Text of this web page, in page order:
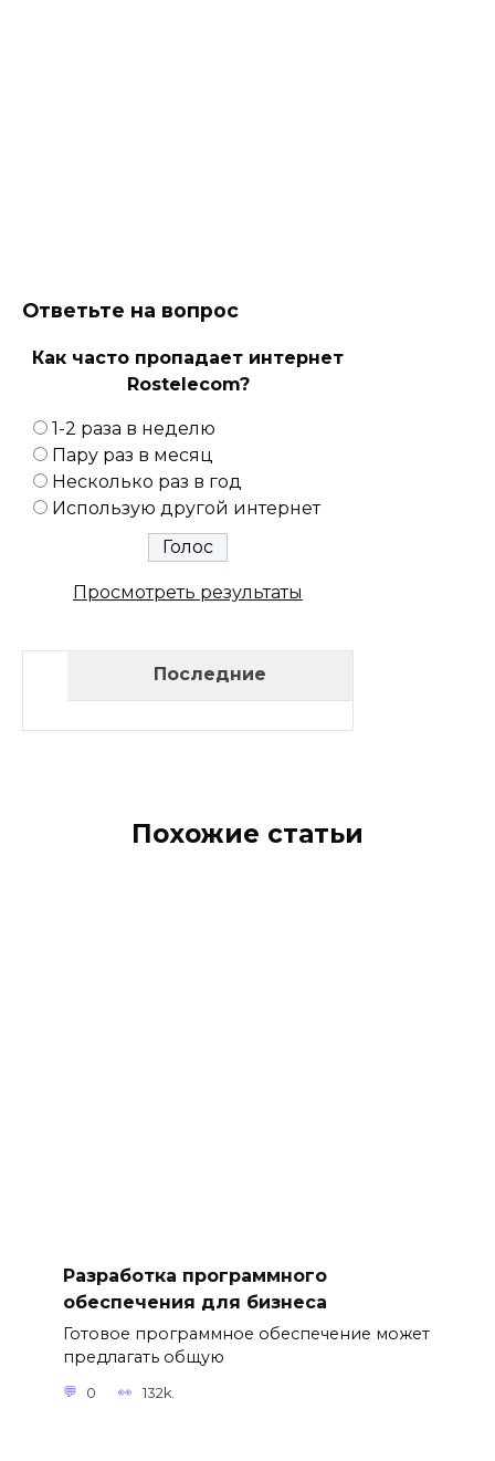
Ответьте на вопрос
Как часто пропадает интернет
Rostelecom?
1-2 раза в неделю
Пару раз в месяц
Несколько раз в год
Использую другой интернет
Просмотреть результаты
Последние
Похожие статьи
Разработка программного
обеспечения для бизнеса
Готовое программное обеспечение может
предлагать общую
0 132k.